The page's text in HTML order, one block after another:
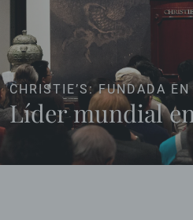
CHRISTIE’S: FUNDADA
Líder mundial